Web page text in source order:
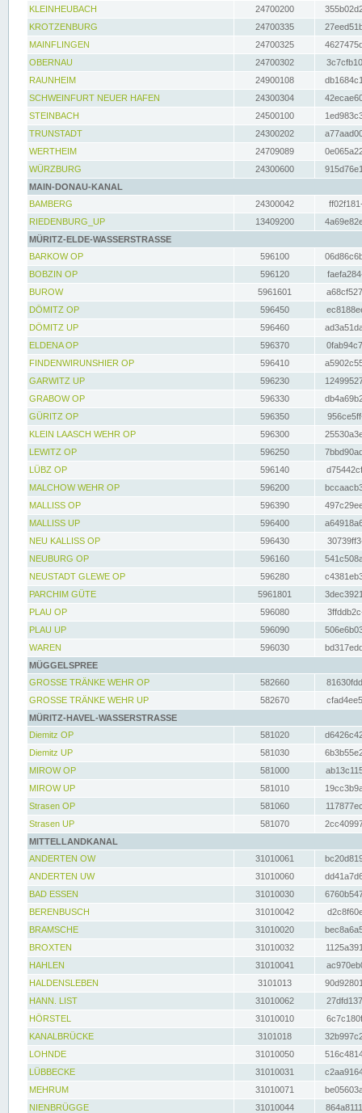
KLEINHEUBACH 24700200
KROTZENBURG
24700335
MAINFLINGEN
24700325
OBERNAU
24700302
RAUNHEIM
24900108
SCHWEINFURT NEUER HAFEN
24300304
STEINBACH
24500100
TRUNSTADT
24300202
WERTHEIM
24709089
WÜRZBURG
24300600
MAIN-DONAU-KANAL
BAMBERG
24300042
RIEDENBURG_UP
13409200
MÜRITZ-ELDE-WASSERSTRASSE
BARKOW OP
596100
BOBZIN OP
596120
BUROW
5961601
DÖMITZ OP
596450
DÖMITZ UP
596460
ELDENA OP
596370
FINDENWIRUNSHIER OP
596410
GARWITZ UP
596230
GRABOW OP
596330
GÜRITZ OP
596350
KLEIN LAASCH WEHR OP
596300
LEWITZ OP
596250
LÜBZ OP
596140
MALCHOW WEHR OP
596200
MALLISS OP
596390
MALLISS UP
596400
NEU KALLISS OP
596430
NEUBURG OP
596160
NEUSTADT GLEWE OP
596280
PARCHIM GÜTE
5961801
PLAU OP
596080
PLAU UP
596090
WAREN
596030
MÜGGELSPREE
GROSSE TRÄNKE WEHR OP
582660
GROSSE TRÄNKE WEHR UP
582670
MÜRITZ-HAVEL-WASSERSTRASSE
Diemitz OP
581020
Diemitz UP
581030
MIROW OP
581000
MIROW UP
581010
Strasen OP
581060
Strasen UP
581070
MITTELLANDKANAL
ANDERTEN OW
31010061
ANDERTEN UW
31010060
BAD ESSEN
31010030
BERENBUSCH
31010042
BRAMSCHE
31010020
BROXTEN
31010032
HAHLEN
31010041
HALDENSLEBEN
3101013
HANN. LIST
31010062
HÖRSTEL
31010010
KANALBRÜCKE
3101018
LOHNDE
31010050
LÜBBECKE
31010031
MEHRUM
31010071
NIENBRÜGGE
31010044